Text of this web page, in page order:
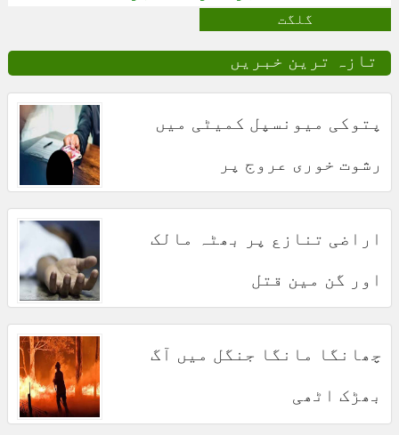
گلگت
تازہ ترین خبریں
پتوکی میونسپل کمیٹی میں
رشوت خوری عروج پر
اراضی تنازع پر بھٹہ مالک
اور گن مین قتل
چھانگا مانگا جنگل میں آگ
بھڑک اٹھی